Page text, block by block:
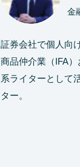
金
証券会社で個人向
商品仲介業（IFA
系ライターとして
ター。